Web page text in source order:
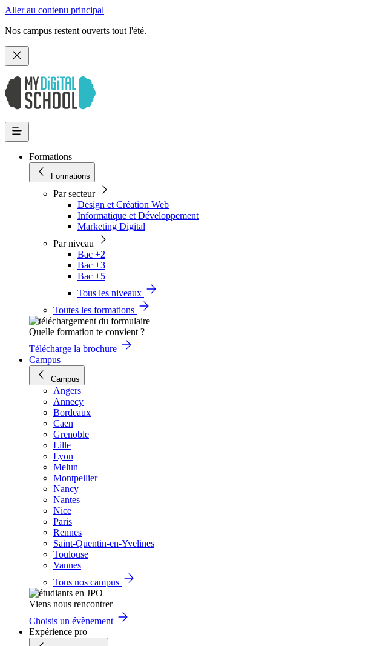
Aller au contenu principal
Nos campus restent ouverts tout l'été.
Formations
Formations
Par secteur
Design et Création Web
Informatique et Développement
Marketing Digital
Par niveau
Bac +2
Bac +3
Bac +5
Tous les niveaux
Toutes les formations
Quelle formation te convient ?
Télécharge la brochure
Campus
Campus
Angers
Annecy
Bordeaux
Caen
Grenoble
Lille
Lyon
Melun
Montpellier
Nancy
Nantes
Nice
Paris
Rennes
Saint-Quentin-en-Yvelines
Toulouse
Vannes
Tous nos campus
Viens nous rencontrer
Choisis un évènement
Expérience pro